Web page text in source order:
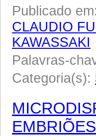
Publicado
CLAUDIO
KAWASSAKI
Palavras-
Categoria(s):